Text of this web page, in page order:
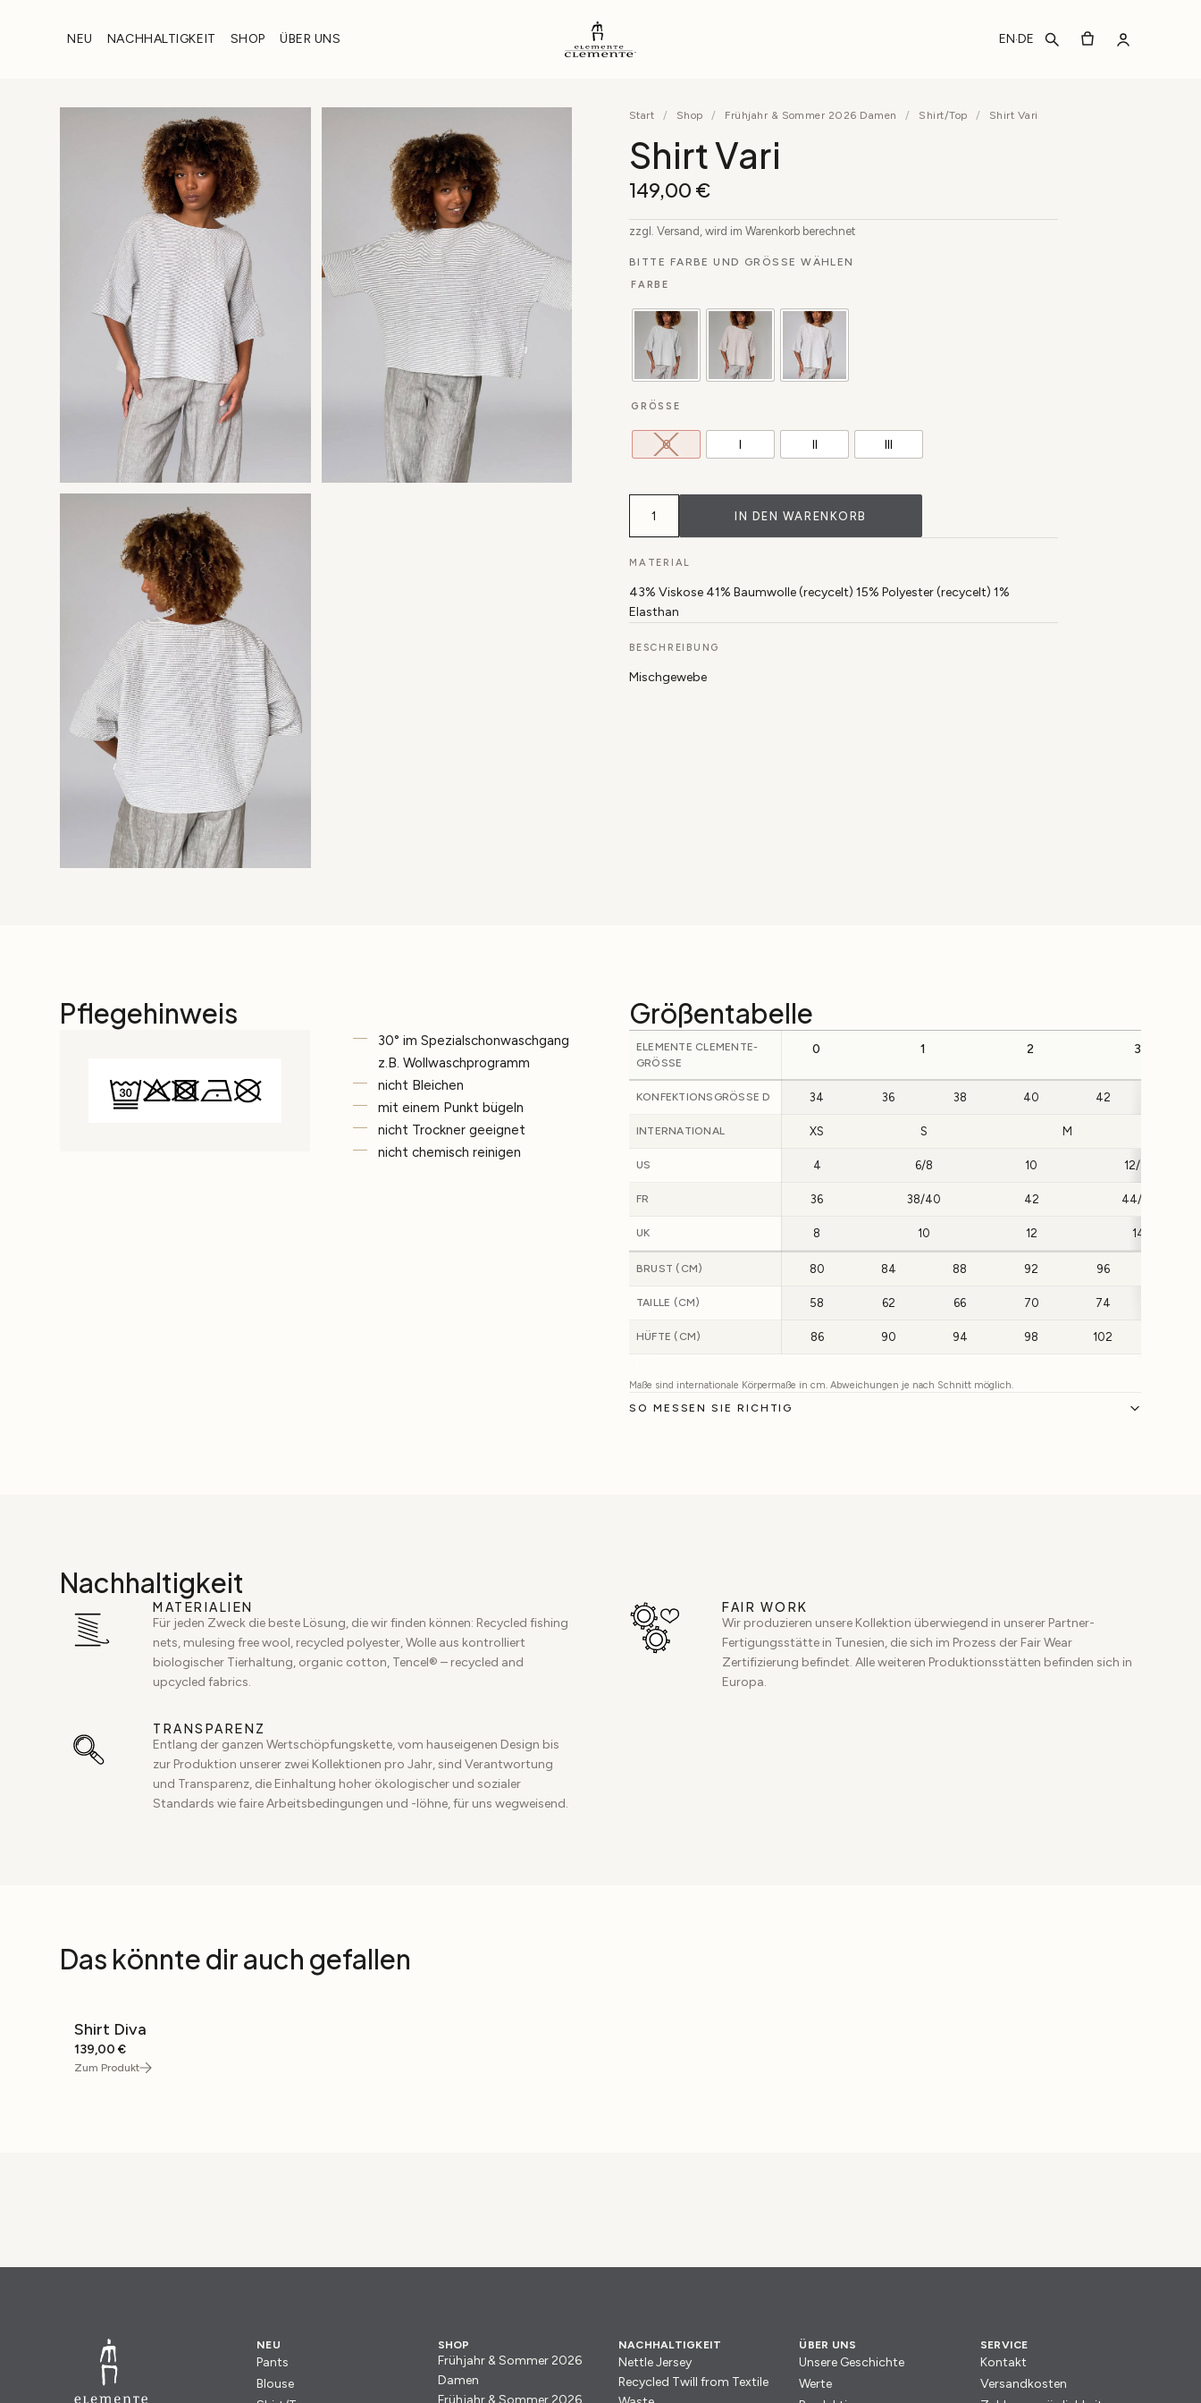
EN·DE
NEU NACHHALTIGKEIT SHOP ÜBER UNS
Start / Shop / Frühjahr & Sommer 2026 Damen / Shirt/Top / Shirt Vari
Shirt Vari
149,00 €
zzgl. Versand, wird im Warenkorb berechnet
BITTE FARBE UND GRÖSSE WÄHLEN
FARBE
GRÖSSE
0 I II III
Shirt
IN DEN WARENKORB
MATERIAL
43% Viskose 41% Baumwolle (recycelt) 15% Polyester (recycelt) 1%
Elasthan
BESCHREIBUNG
Mischgewebe
Pflegehinweis
30° im Spezialschonwaschgang
z.B. Wollwaschprogramm
nicht Bleichen
mit einem Punkt bügeln
nicht Trockner geeignet
nicht chemisch reinigen
Größentabelle
ELEMENTE CLEMENTE-
GRÖSSE
0 1 2 3
KONFEKTIONSGRÖSSE D 34 36 38 40 42
INTERNATIONAL XS S M
US 4 6/8 10 12/14
FR 36 38/40 42 44/46
UK 8 10 12 14
BRUST (CM) 80 84 88 92 96
TAILLE (CM) 58 62 66 70 74
HÜFTE (CM) 86 90 94 98 102
Maße sind internationale Körpermaße in cm. Abweichungen je nach Schnitt möglich.
SO MESSEN SIE RICHTIG
Nachhaltigkeit
MATERIALIEN
Für jeden Zweck die beste Lösung, die wir finden können: Recycled fishing
nets, mulesing free wool, recycled polyester, Wolle aus kontrolliert
biologischer Tierhaltung, organic cotton, Tencel® – recycled and
upcycled fabrics.
FAIR WORK
Wir produzieren unsere Kollektion überwiegend in unserer Partner-
Fertigungsstätte in Tunesien, die sich im Prozess der Fair Wear
Zertifizierung befindet. Alle weiteren Produktionsstätten befinden sich in
Europa.
TRANSPARENZ
Entlang der ganzen Wertschöpfungskette, vom hauseigenen Design bis
zur Produktion unserer zwei Kollektionen pro Jahr, sind Verantwortung
und Transparenz, die Einhaltung hoher ökologischer und sozialer
Standards wie faire Arbeitsbedingungen und -löhne, für uns wegweisend.
Das könnte dir auch gefallen
Shirt Diva
139,00€
Zum Produkt
NEU
Pants
Blouse
SHOP
Frühjahr & Sommer 2026
Damen
Frühjahr & Sommer 2026
NACHHALTIGKEIT
Nettle Jersey
Recycled Twill from Textile
ÜBER UNS
Unsere Geschichte
Werte
SERVICE
Kontakt
Versandkosten